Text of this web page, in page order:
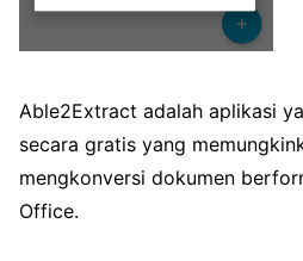
Able2Extract adalah aplikasi
secara gratis yang
mengkonversi dokumen
Office.